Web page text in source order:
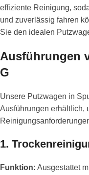
effiziente Reinigung,
und zuverlässig fahren
Sie den idealen
Ausführungen
G
Unsere Putzwagen in
Ausführungen erhältlich,
1.
Funktion: Ausgestattet